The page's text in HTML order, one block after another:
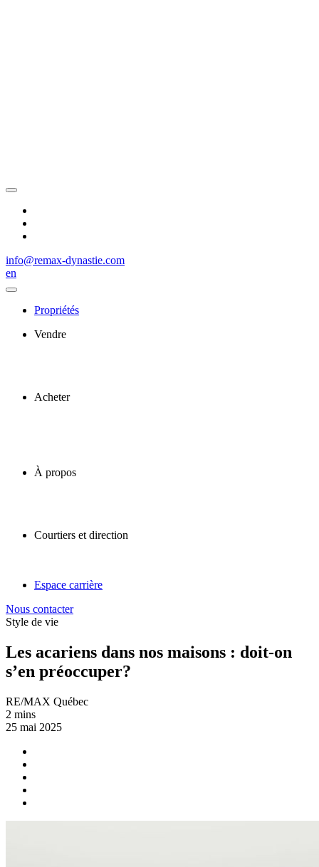
info@remax-dynastie.com
en
Propriétés
Vendre
Acheter
À propos
Courtiers et direction
Espace carrière
Nous contacter
Style de vie
Les acariens dans nos maisons : doit-on
s’en préoccuper?
RE/MAX Québec
2 mins
25 mai 2025